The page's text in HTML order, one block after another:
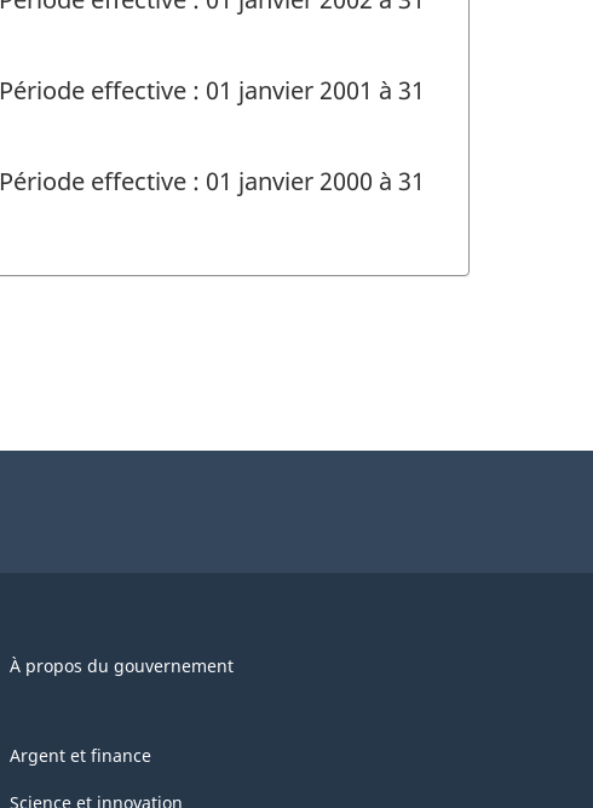
Période effective : 01 janvier 2001 à 31
Période effective : 01 janvier 2000 à 31
À propos du gouvernement
Argent et finance
Science et innovation